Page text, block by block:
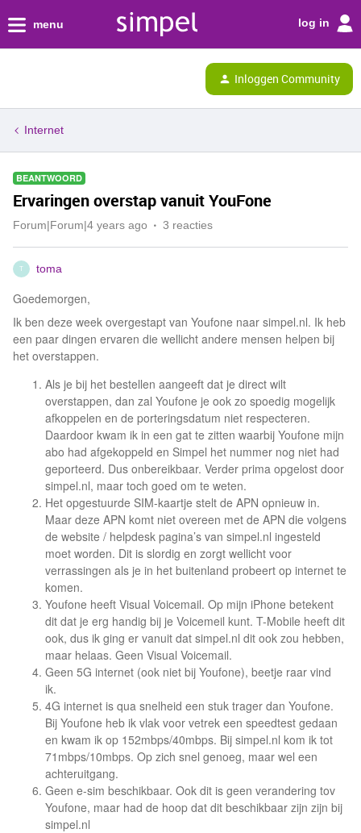
menu log in
Inloggen Community
Internet
BEANTWOORD
Ervaringen overstap vanuit YouFone
Forum|Forum|4 years ago 3 reacties
T toma
Goedemorgen,
Ik ben deze week overgestapt van Youfone naar simpel.nl. Ik heb
een paar dingen ervaren die wellicht andere mensen helpen bij
het overstappen.
Als je bij het bestellen aangeeft dat je direct wilt
overstappen, dan zal Youfone je ook zo spoedig mogelijk
afkoppelen en de porteringsdatum niet respecteren.
Daardoor kwam ik in een gat te zitten waarbij Youfone mijn
abo had afgekoppeld en Simpel het nummer nog niet had
geporteerd. Dus onbereikbaar. Verder prima opgelost door
simpel.nl, maar toch goed om te weten.
Het opgestuurde SIM-kaartje stelt de APN opnieuw in.
Maar deze APN komt niet overeen met de APN die volgens
de website / helpdesk pagina’s van simpel.nl ingesteld
moet worden. Dit is slordig en zorgt wellicht voor
verrassingen als je in het buitenland probeert op internet te
komen.
Youfone heeft Visual Voicemail. Op mijn iPhone betekent
dit dat je erg handig bij je Voicemeil kunt. T-Mobile heeft dit
ook, dus ik ging er vanuit dat simpel.nl dit ook zou hebben,
maar helaas. Geen Visual Voicemail.
Geen 5G internet (ook niet bij Youfone), beetje raar vind
ik.
4G internet is qua snelheid een stuk trager dan Youfone.
Bij Youfone heb ik vlak voor vetrek een speedtest gedaan
en kwam ik op 152mbps/40mbps. Bij simpel.nl kom ik tot
71mbps/10mbps. Op zich snel genoeg, maar wel een
achteruitgang.
Geen e-sim beschikbaar. Ook dit is geen verandering tov
Youfone, maar had de hoop dat dit beschikbaar zijn zijn bij
simpel.nl